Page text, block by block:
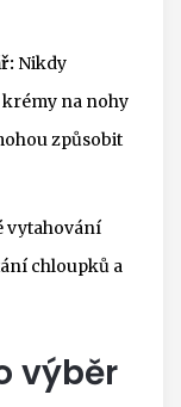
Nikdy
na nohy
způsobit
vytahování
chloupků a
výběr